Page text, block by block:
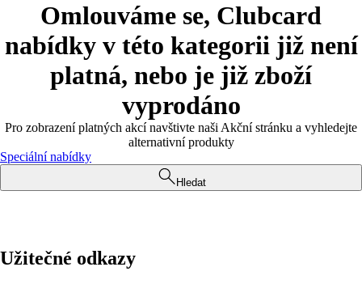
Omlouváme se, Clubcard
nabídky v této kategorii již není
platná, nebo je již zboží
vyprodáno
Pro zobrazení platných akcí navštivte naši Akční stránku a vyhledejte
alternativní produkty
Speciální nabídky
Hledat
Užitečné odkazy